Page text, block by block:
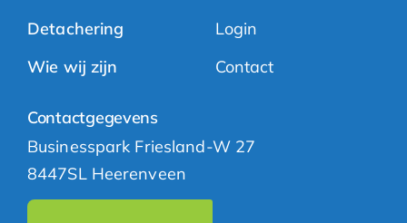
Detachering
Wie wij zijn
Login
Contact
Contactgegevens
Businesspark Friesland-W 27
8447SL Heerenveen